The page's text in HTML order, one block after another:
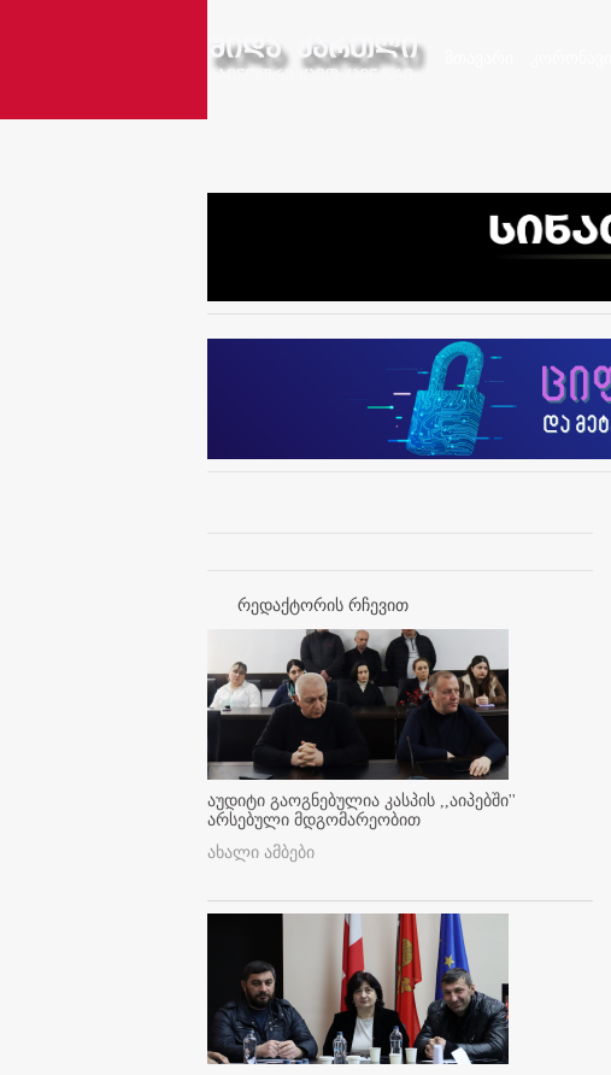
რედაქტორის რჩევით
აუდიტი გაოგნებულია კასპის ,,აიპებში''
არსებული მდგომარეობით
ახალი ამბები